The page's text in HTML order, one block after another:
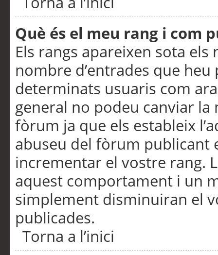
Què és el meu rang i com
Els rangs apareixen sota
nombre d’entrades que
determinats usuaris com
general no podeu canviar
fòrum ja que els estableix
abuseu del fòrum publicant
incrementar el vostre rang.
aquest comportament i un
simplement disminuiran el
publicades.
Torna a l’inici